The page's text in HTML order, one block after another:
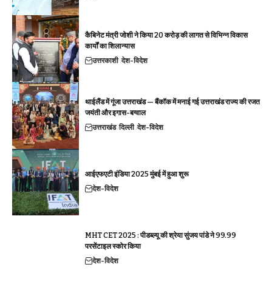
कैबिनेट मंत्री जोशी ने किया 20 करोड़ की लागत से विभिन्न विकास
कार्यों का शिलान्यास
उत्तरकाशी देश-विदेश
थाईलैंड में गूंजा उत्तराखंड — बैंकॉक में मनाई गई उत्तराखंड राज्य की रजत
जयंती और इगास-बग्वाल
उत्तराखंड दिल्ली देश-विदेश
आईएफएटी इंडिया 2025 मुंबई में हुआ शुरू
देश-विदेश
MHT CET 2025 : पीडब्ल्यू की श्रेया सुंजय पांडे ने 99.99
परसेंटाइल स्कोर किया
देश-विदेश